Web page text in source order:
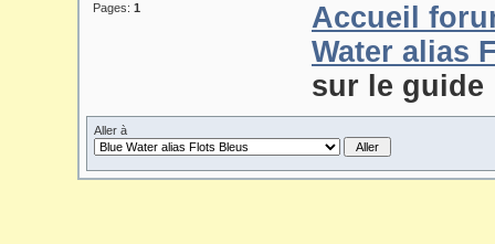
Pages: 1
Accueil
Water alias
sur le guide
Aller à